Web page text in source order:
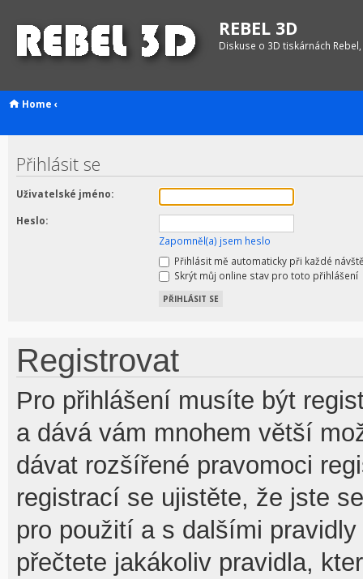
REBEL 3D
Diskuse o 3D tiskárnách
Home ‹
Přihlásit se
Uživatelské jméno:
Heslo:
Zapomněl(a) jsem heslo
Přihlásit mě automaticky při každé
Skrýt můj online stav pro toto přihlášení
Registrovat
Pro přihlášení musíte být
a dává vám mnohem větší
dávat rozšířené pravomoci
registrací se ujistěte, že jste
pro použití a s dalšími
přečtete jakákoliv pravidla,